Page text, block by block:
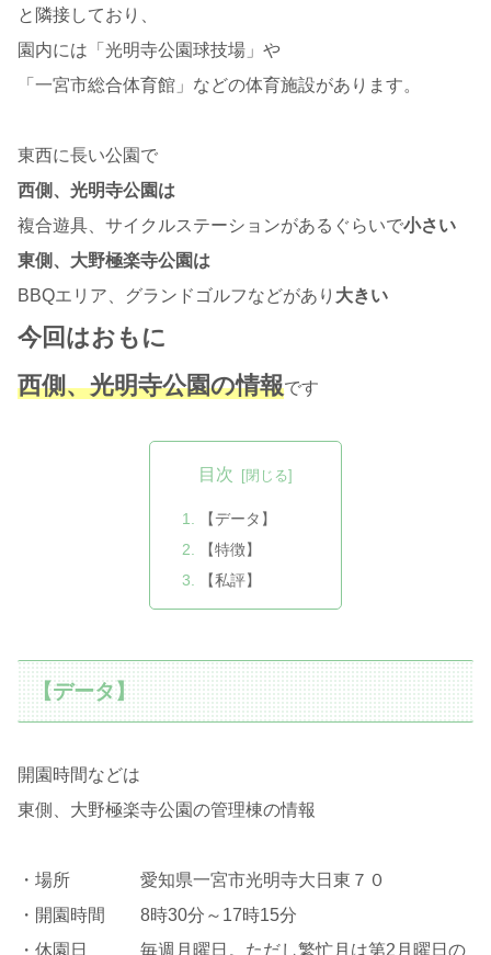
と隣接しており、
園内には「光明寺公園球技場」や
「一宮市総合体育館」などの体育施設があります。
東西に長い公園で
西側、光明寺公園は
複合遊具、サイクルステーションがあるぐらいで小さい
東側、大野極楽寺公園は
BBQエリア、グランドゴルフなどがあり 大きい
今回はおもに
西側、光明寺公園の情報です
目次
【データ】
【特徴】
【私評】
【データ】
開園時間などは
東側、大野極楽寺公園の管理棟の情報
・場所 愛知県一宮市光明寺大日東７０
・開園時間 8時30分～17時15分
・休園日 毎週月曜日。ただし繁忙月は第2月曜日の